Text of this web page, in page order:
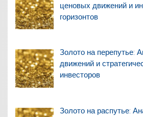
ценовых движений и
горизонтов
Золото на перепутье:
движений и
инвесторов
Золото на распутье: